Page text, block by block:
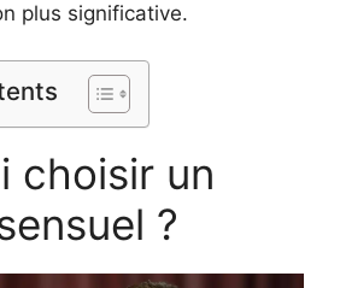
plus significative.
choisir un
?